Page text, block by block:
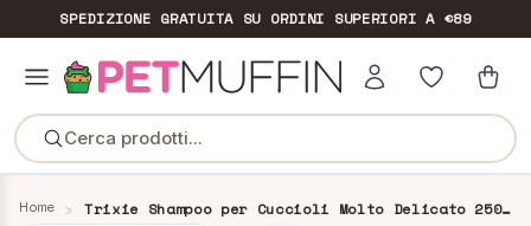
SPEDIZIONE GRATUITASU ORDINI SUPERIORI A €89
Cerca prodotti...
Home Trixie Shampoo per Cuccioli Molto Delicato 250 ml